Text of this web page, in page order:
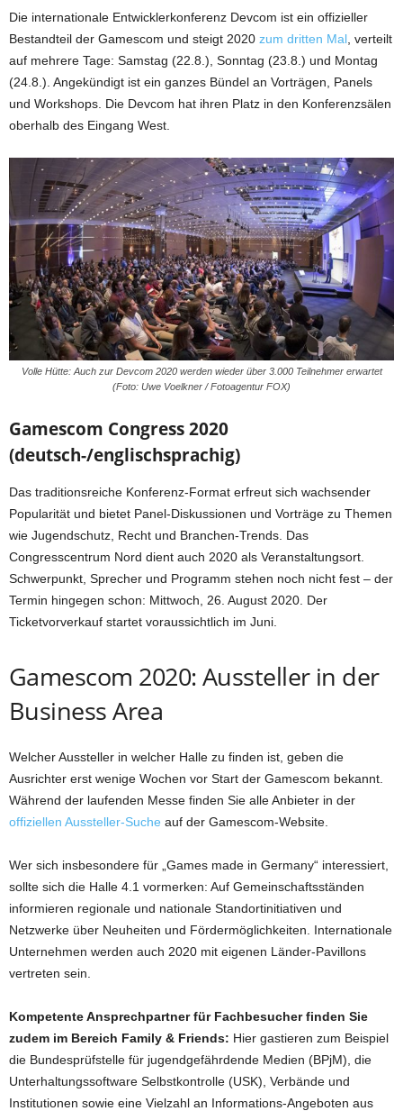
Die internationale Entwicklerkonferenz Devcom ist ein offizieller
Bestandteil der Gamescom und steigt 2020 zum dritten Mal , verteilt
auf mehrere Tage: Samstag (22.8.), Sonntag (23.8.) und Montag
(24.8.). Angekündigt ist ein ganzes Bündel an Vorträgen, Panels
und Workshops. Die Devcom hat ihren Platz in den Konferenzsälen
oberhalb des Eingang West.
Volle Hütte: Auch zur Devcom 2020 werden wieder über 3.000 Teilnehmer erwartet
(Foto: Uwe Voelkner / Fotoagentur FOX)
Gamescom Congress 2020
(deutsch-/englischsprachig)
Das traditionsreiche Konferenz-Format erfreut sich wachsender
Popularität und bietet Panel-Diskussionen und Vorträge zu Themen
wie Jugendschutz, Recht und Branchen-Trends. Das
Congresscentrum Nord dient auch 2020 als Veranstaltungsort.
Schwerpunkt, Sprecher und Programm stehen noch nicht fest – der
Termin hingegen schon: Mittwoch, 26. August 2020. Der
Ticketvorverkauf startet voraussichtlich im Juni.
Gamescom 2020: Aussteller in der
Business Area
Welcher Aussteller in welcher Halle zu finden ist, geben die
Ausrichter erst wenige Wochen vor Start der Gamescom bekannt.
Während der laufenden Messe finden Sie alle Anbieter in der
offiziellen Aussteller-Suche auf der Gamescom-Website.
Wer sich insbesondere für „Games made in Germany“ interessiert,
sollte sich die Halle 4.1 vormerken: Auf Gemeinschaftsständen
informieren regionale und nationale Standortinitiativen und
Netzwerke über Neuheiten und Fördermöglichkeiten. Internationale
Unternehmen werden auch 2020 mit eigenen Länder-Pavillons
vertreten sein.
Kompetente Ansprechpartner für Fachbesucher finden Sie
zudem im Bereich Family & Friends: Hier gastieren zum Beispiel
die Bundesprüfstelle für jugendgefährdende Medien (BPjM), die
Unterhaltungssoftware Selbstkontrolle (USK), Verbände und
Institutionen sowie eine Vielzahl an Informations-Angeboten aus